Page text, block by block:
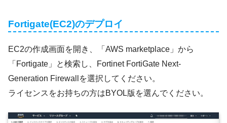
Fortigate(EC2)のデプロイ
EC2の作成画面を開き、「AWS marketplace」から
「Fortigate」と検索し、Fortinet FortiGate Next-
Generation Firewallを選択してください。
ライセンスをお持ちの方はBYOL版を選んでください。